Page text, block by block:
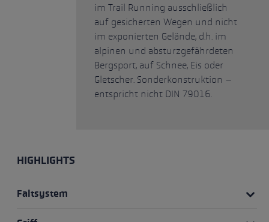
im Trail Running ausschließlich
auf gesicherten Wegen und nicht
im exponierten Gelände, d.h. im
alpinen und absturzgefährdeten
Bergsport, auf Schnee, Eis oder
Gletscher. Sonderkonstruktion –
entspricht nicht DIN 79016.
HIGHLIGHTS
Faltsystem